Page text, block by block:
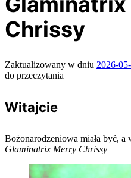
Chrissy
Zaktualizowany w dniu 2026-
do przeczytania
Witajcie
Bożonarodzeniowa miała być,
Glaminatrix Merry Chrissy